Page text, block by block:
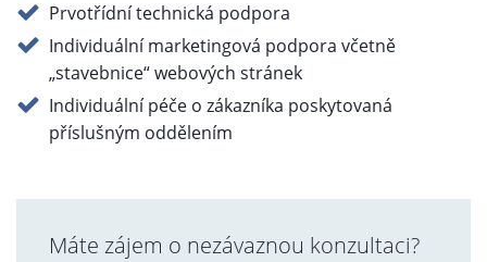
Prvotřídní technická podpora
Individuální marketingová podpora včetně
„stavebnice“ webových stránek
Individuální péče o zákazníka poskytovaná
příslušným oddělením
Máte zájem o nezávaznou konzultaci?